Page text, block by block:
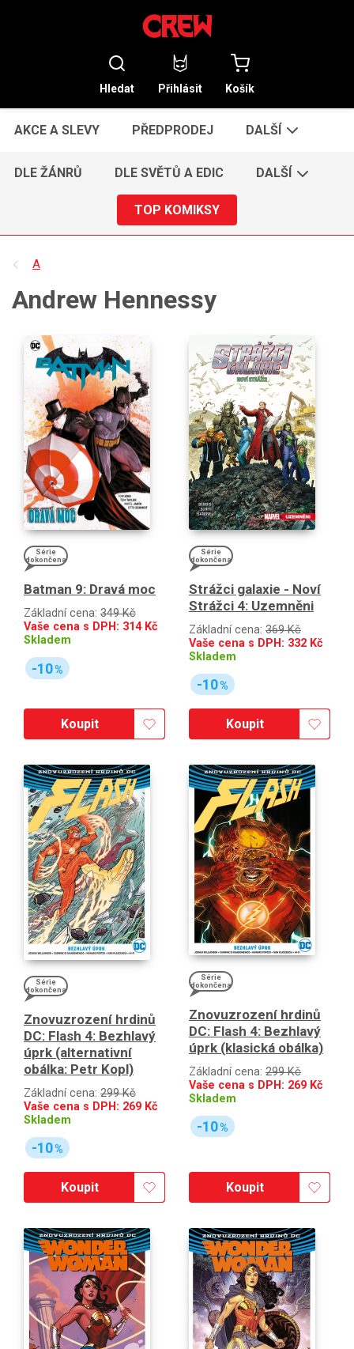
Hledat Přihlásit Košík
AKCE A SLEVY PŘEDPRODEJ DALŠÍ
DLE ŽÁNRŮ DLE SVĚTŮ A EDIC DALŠÍ
TOP KOMIKSY
A
Andrew Hennessy
Série
dokončena
Batman 9: Dravá moc
Základní cena: 349 Kč
Vaše cena s DPH: 314Kč
Skladem
-10%
Koupit
Série
dokončena
Strážci galaxie - Noví
Strážci 4: Uzemněni
Základní cena: 369 Kč
Vaše cena s DPH: 332 Kč
Skladem
-10%
Koupit
Série
dokončena
Znovuzrození hrdinů
DC: Flash 4: Bezhlavý
úprk (alternativní
obálka: Petr Kopl)
Základní cena: 299 Kč
Vaše cena s DPH: 269 Kč
Skladem
-10%
Koupit
Série
dokončena
Znovuzrození hrdinů
DC: Flash 4: Bezhlavý
úprk (klasická obálka)
Základní cena: 299 Kč
Vaše cena s DPH: 269 Kč
Skladem
-10%
Koupit